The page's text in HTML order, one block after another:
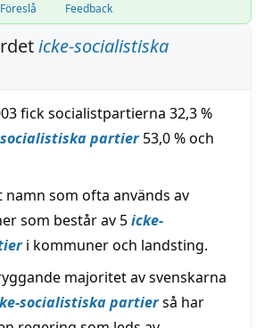
Föreslå Feedback
icke-socialistiska
fick socialistpartierna 32,3 %
partier53,0 % och
namn som ofta används av
som består av 5icke-
i kommuner och landsting.
majoritet av svenskarna
socialistiska partierså har